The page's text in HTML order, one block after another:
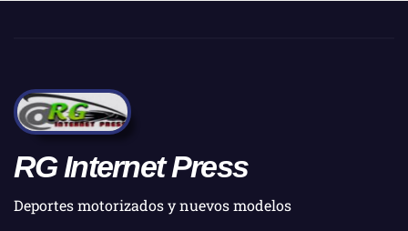
RG Internet Press
Deportes motorizados y nuevos modelos